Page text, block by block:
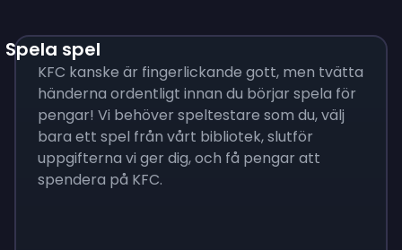
Spela spel
KFC kanske är fingerlickande gott, men tvätta
händerna ordentligt innan du börjar spela för
pengar! Vi behöver speltestare som du, välj
bara ett spel från vårt bibliotek, slutför
uppgifterna vi ger dig, och få pengar att
spendera på KFC.